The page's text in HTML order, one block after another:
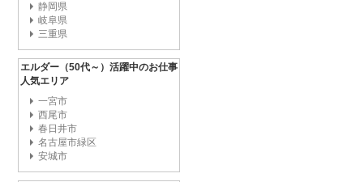
静岡県
岐阜県
三重県
エルダー（50代～）活躍中のお仕事
人気エリア
一宮市
西尾市
春日井市
名古屋市緑区
安城市